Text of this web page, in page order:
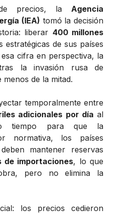
precios, la Agencia
(IEA) tomó la decisión
liberar 400 millones
estratégicas de sus países
cifra en perspectiva, la
la invasión rusa de
de la mitad.
temporalmente entre
adicionales por día al
tiempo para que la
normativa, los países
deben mantener reservas
de importaciones, lo que
pero no elimina la
los precios cedieron